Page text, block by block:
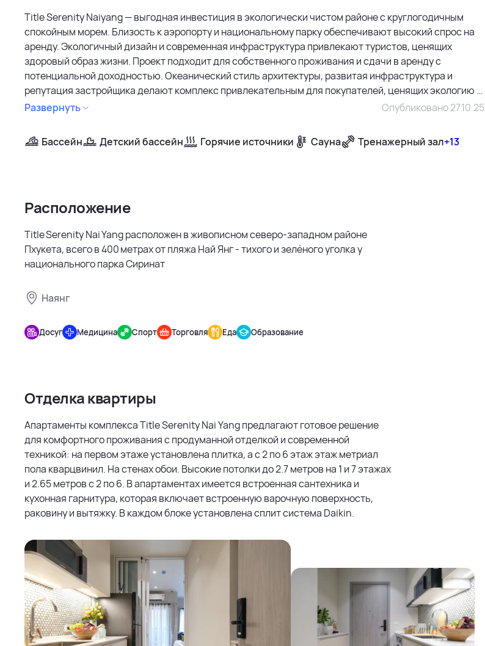
Title Serenity Naiyang — выгодная инвестиция в экологически чистом районе с круглогодичным
спокойным морем. Близость к аэропорту и национальному парку обеспечивают высокий спрос на
аренду. Экологичный дизайн и современная инфраструктура привлекают туристов, ценящих
здоровый образ жизни. Проект подходит для собственного проживания и сдачи в аренду с
потенциальной доходностью. Океанический стиль архитектуры, развитая инфраструктура и
репутация застройщика делают комплекс привлекательным для покупателей, ценящих экологию и
комфорт.
Развернуть Опубликовано 27.10.25
Бассейн Детский бассейн Горячие источники Сауна Тренажерный зал+13
Расположение
Title Serenity Nai Yang расположен в живописном северо-западном районе
Пхукета, всего в 400 метрах от пляжа Най Янг - тихого и зелёного уголка у
национального парка Сиринат
Наянг
Serenity
Nai Yang
Досуг Медицина Спорт Торговля Еда Образование
Отделка квартиры
Апартаменты комплекса Title Serenity Nai Yang предлагают готовое решение
для комфортного проживания с продуманной отделкой и современной
техникой: на первом этаже установлена плитка, а с 2 по 6 этаж этаж метриал
пола кварцвинил. На стенах обои. Высокие потолки до 2.7 метров на 1 и 7 этажах
и 2.65 метров с 2 по 6. В апартаментах имеется встроенная сантехника и
кухонная гарнитура, которая включает встроенную варочную поверхность,
раковину и вытяжку. В каждом блоке установлена сплит система Daikin.